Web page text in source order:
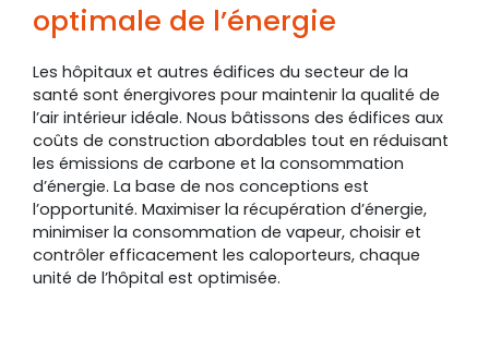
optimale de l’énergie
Les hôpitaux et autres édifices du secteur de la
santé sont énergivores pour maintenir la qualité de
l’air intérieur idéale. Nous bâtissons des édifices aux
coûts de construction abordables tout en réduisant
les émissions de carbone et la consommation
d’énergie. La base de nos conceptions est
l’opportunité. Maximiser la récupération d’énergie,
minimiser la consommation de vapeur, choisir et
contrôler efficacement les caloporteurs, chaque
unité de l’hôpital est optimisée.